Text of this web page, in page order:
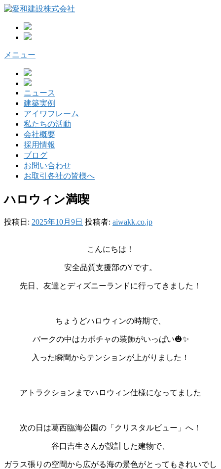
コ
へ
メニュー
ニュース
建築実例
アイワフレーム
私たちの活動
会社概要
採用情報
ブログ
お問い合わせ
お取引各社の皆様へ
ハロウィン満喫
投稿日: 2025年10月9日 投稿者: aiwakk.co.jp
こんにちは！
安全品質支援部のYです。
先日、友達とディズニーランドに行ってきました！
ちょうどハロウィンの時期で、
パークの中はカボチャの装飾がいっぱい🎃✨
入った瞬間からテンションが上がりました！
アトラクションまでハロウィン仕様になってました
次の日は葛西臨海公園の「クリスタルビュー」へ！
谷口吉生さんが設計した建物で、
ガラス張りの空間から広がる海の景色がとってもきれいでし